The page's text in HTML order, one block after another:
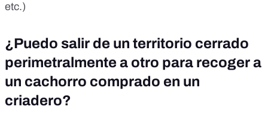
etc.)
¿Puedo salir de un territorio cerrado
perimetralmente a otro para recoger a
un cachorro comprado en un
criadero?